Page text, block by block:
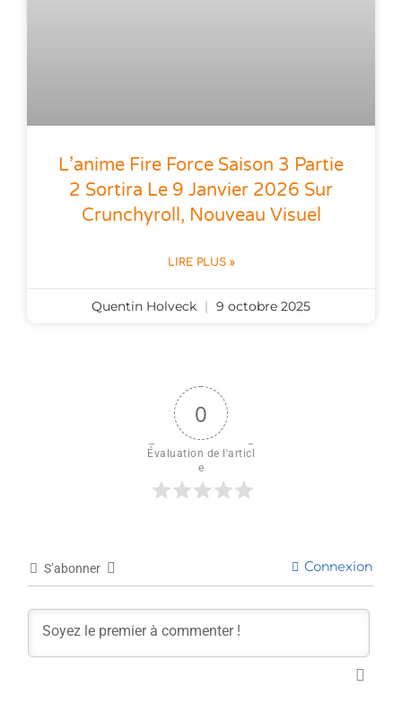
L’anime Fire Force Saison 3 Partie
2 Sortira Le 9 Janvier 2026 Sur
Crunchyroll, Nouveau Visuel
LIRE PLUS »
Quentin Holveck 9 octobre 2025
0
Évaluation de l'articl
e
S’abonner Connexion